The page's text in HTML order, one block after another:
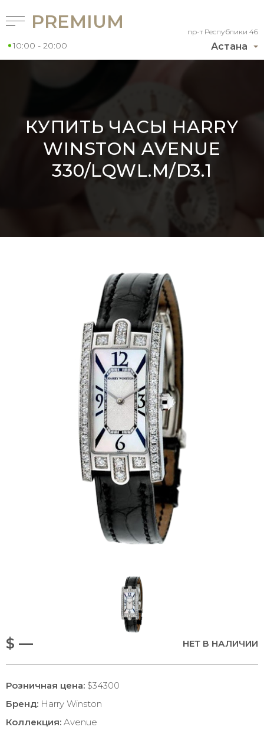
Астана
пр-т Республики 46
PREMIUM
10:00 - 20:00
КУПИТЬ ЧАСЫ HARRY
WINSTON AVENUE
330/LQWL.M/D3.1
$ — НЕТ В НАЛИЧИИ
Розничная цена: $34300
Бренд: Harry Winston
Коллекция: Avenue